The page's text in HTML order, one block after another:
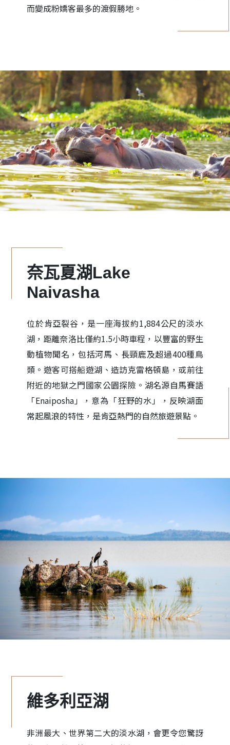
而變成粉嬌客最多的渡假勝地。
奈瓦夏湖Lake
Naivasha
位於肯亞裂谷，是一座海拔約1,884公尺的淡水
湖，距離奈洛比僅約1.5小時車程，以豐富的野生
動植物聞名，包括河馬、長頸鹿及超過400種鳥
類。遊客可搭船遊湖、造訪克雷格頓島，或前往
附近的地獄之門國家公園探險。湖名源自馬賽語
「Enaiposha」，意為「狂野的水」，反映湖面
常起風浪的特性，是肯亞熱門的自然旅遊景點。
維多利亞湖
非洲最大、世界第二大的淡水湖，會更令您驚訝